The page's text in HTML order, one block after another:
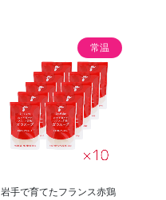
常温
岩手で育てたフランス赤鶏